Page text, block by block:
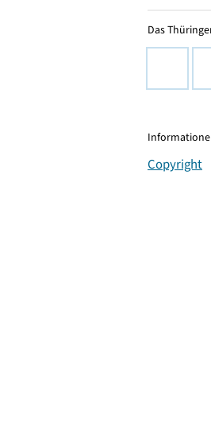
Das
Copyright